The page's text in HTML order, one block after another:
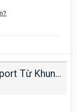
Nhờ Chỉnh Sửa Lisp Tạo Viewport Từ Khung Chọn Bên Model